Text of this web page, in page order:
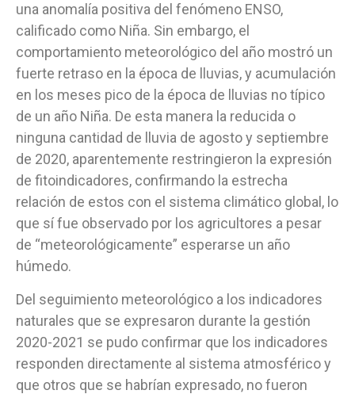
una anomalía positiva del fenómeno ENSO,
calificado como Niña. Sin embargo, el
comportamiento meteorológico del año mostró un
fuerte retraso en la época de lluvias, y acumulación
en los meses pico de la época de lluvias no típico
de un año Niña. De esta manera la reducida o
ninguna cantidad de lluvia de agosto y septiembre
de 2020, aparentemente restringieron la expresión
de fitoindicadores, confirmando la estrecha
relación de estos con el sistema climático global, lo
que sí fue observado por los agricultores a pesar
de “meteorológicamente” esperarse un año
húmedo.
Del seguimiento meteorológico a los indicadores
naturales que se expresaron durante la gestión
2020-2021 se pudo confirmar que los indicadores
responden directamente al sistema atmosférico y
que otros que se habrían expresado, no fueron